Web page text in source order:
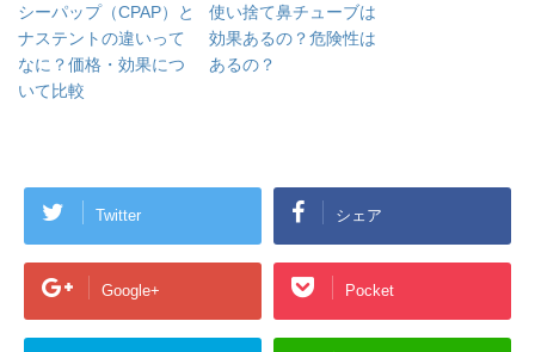
シーパップ（CPAP）と
ナステントの違いって
なに？価格・効果につ
いて比較
使い捨て鼻チューブは
効果あるの？危険性は
あるの？
Twitter シェア
Google+ Pocket